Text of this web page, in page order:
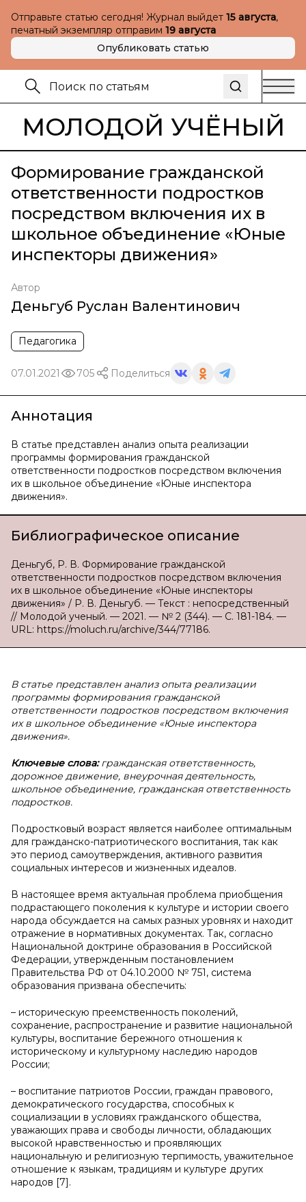
Отправьте статью сегодня! Журнал выйдет 15 августа,
печатный экземпляр отправим 19 августа
Опубликовать статью
МОЛОДОЙ УЧЁНЫЙ
Формирование гражданской
ответственности подростков
посредством включения их в
школьное объединение «Юные
инспекторы движения»
Автор
Деньгуб Руслан Валентинович
Педагогика
07.01.2021 705 Поделиться
Аннотация
В статье представлен анализ опыта реализации
программы формирования гражданской
ответственности подростков посредством включения
их в школьное объединение «Юные инспектора
движения».
Библиографическое описание
Деньгуб, Р. В. Формирование гражданской
ответственности подростков посредством включения
их в школьное объединение «Юные инспекторы
движения» / Р. В. Деньгуб. — Текст : непосредственный
// Молодой ученый. — 2021. — № 2 (344). — С. 181-184. —
URL: https://moluch.ru/archive/344/77186.
В статье представлен анализ опыта реализации
программы формирования гражданской
ответственности подростков посредством включения
их в школьное объединение «Юные инспектора
движения».
Ключевые слова:гражданская ответственность,
дорожное движение, внеурочная деятельность,
школьное объединение, гражданская ответственность
подростков.
Подростковый возраст является наиболее оптимальным
для гражданско-патриотического воспитания, так как
это период самоутверждения, активного развития
социальных интересов и жизненных идеалов.
В настоящее время актуальная проблема приобщения
подрастающего поколения к культуре и истории своего
народа обсуждается на самых разных уровнях и находит
отражение в нормативных документах. Так, согласно
Национальной доктрине образования в Российской
Федерации, утвержденным постановлением
Правительства РФ от 04.10.2000 № 751, система
образования призвана обеспечить:
– историческую преемственность поколений,
сохранение, распространение и развитие национальной
культуры, воспитание бережного отношения к
историческому и культурному наследию народов
России;
– воспитание патриотов России, граждан правового,
демократического государства, способных к
социализации в условиях гражданского общества,
уважающих права и свободы личности, обладающих
высокой нравственностью и проявляющих
национальную и религиозную терпимость, уважительное
отношение к языкам, традициям и культуре других
народов [7].